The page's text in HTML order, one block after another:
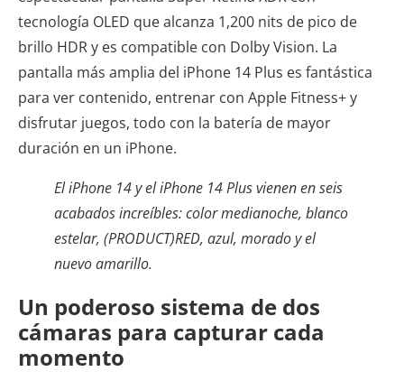
tecnología OLED que alcanza 1,200 nits de pico de
brillo HDR y es compatible con Dolby Vision. La
pantalla más amplia del iPhone 14 Plus es fantástica
para ver contenido, entrenar con Apple Fitness+ y
disfrutar juegos, todo con la batería de mayor
duración en un iPhone.
El iPhone 14 y el iPhone 14 Plus vienen en seis
acabados increíbles: color medianoche, blanco
estelar, (PRODUCT)RED, azul, morado y el
nuevo amarillo.
Un poderoso sistema de dos
cámaras para capturar cada
momento